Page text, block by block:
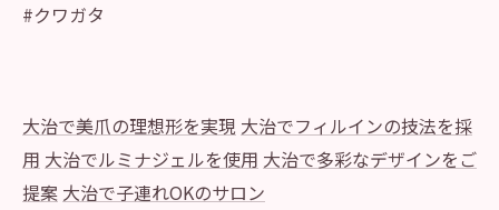
#クワガタ
大治で美爪の理想形を実現 大治でフィルインの技法を採
用 大治でルミナジェルを使用 大治で多彩なデザインをご
提案 大治で子連れOKのサロン